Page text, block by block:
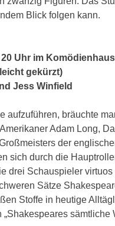
Blick folgen kann.
20 Uhr im Komödienhaus
gekürzt)
Jess Winfield
aufzuführen, bräuchte
Adam Long,
der
sich durch die
drei Schauspieler
Sätze
Stoffe in heutige
sämtliche